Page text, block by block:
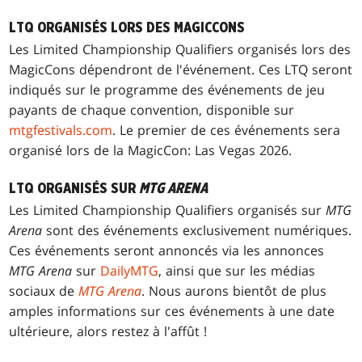
LTQ ORGANISÉS LORS DES MAGICCONS
Les Limited Championship Qualifiers organisés lors des
MagicCons dépendront de l'événement. Ces LTQ seront
indiqués sur le programme des événements de jeu
payants de chaque convention, disponible sur
mtgfestivals.com. Le premier de ces événements sera
organisé lors de la MagicCon: Las Vegas 2026.
LTQ ORGANISÉS SURMTG ARENA
Les Limited Championship Qualifiers organisés surMTG
Arena sont des événements exclusivement numériques.
Ces événements seront annoncés via les annonces
MTG Arena sur DailyMTG, ainsi que sur les médias
sociaux deMTG Arena. Nous aurons bientôt de plus
amples informations sur ces événements à une date
ultérieure, alors restez à l'affût !